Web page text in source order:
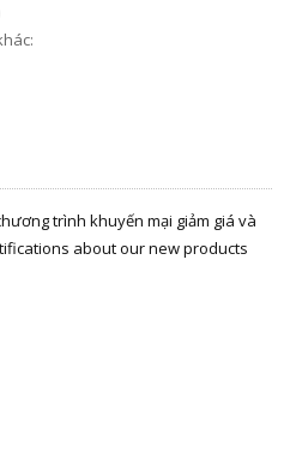
trình khuyến mại giảm giá và
about our new products